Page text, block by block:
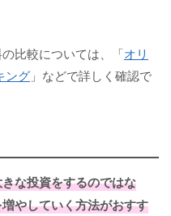
比較については、「オリ
ング 」などで詳しく確認で
な投資をするのではな
やしていく方法がおすす